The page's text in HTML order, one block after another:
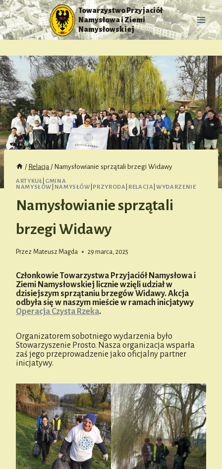
Przejdź
do
treści
Towarzystwo Przyjaciół
Namysłowa i Ziemi
Namysłowskiej
/ Relacja / Namysłowianie sprzątali brzegi Widawy
ARTYKUŁ GMINA
NAMYSŁÓW
NAMYSŁÓW PRZYRODA RELACJA |WYDARZENIE
Namysłowianie sprzątali
brzegi Widawy
Przez Mateusz Magda 29 marca, 2025
Członkowie Towarzystwa Przyjaciół Namysłowa i
Ziemi Namysłowskiej licznie wzięli udział w
dzisiejszym sprzątaniu brzegów Widawy. Akcja
odbyła się w naszym mieście w ramach inicjatywy
Operacja Czysta Rzeka.
Organizatorem sobotniego wydarzenia było
Stowarzyszenie Prosto. Nasza organizacja wsparła
zaś jego przeprowadzenie jako oficjalny partner
inicjatywy.